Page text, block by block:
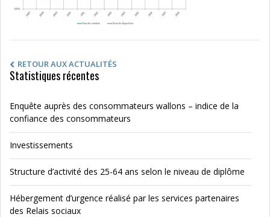
RETOUR AUX ACTUALITÉS
Statistiques récentes
Enquête auprès des consommateurs wallons – indice de la
confiance des consommateurs
Investissements
Structure d’activité des 25-64 ans selon le niveau de diplôme
Hébergement d’urgence réalisé par les services partenaires
des Relais sociaux